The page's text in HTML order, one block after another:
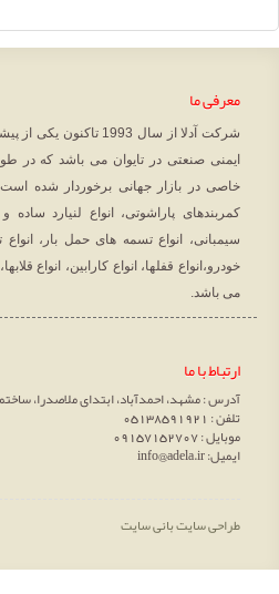
معرفی ما
شرکت آدلا از سال 1993
ایمنی صنعتی در تایوان می باشد که در
خاصی در بازار جهانی برخوردار شده
کمربندهای پاراشوتی، انواع لنیارد
سیمبانی، انواع تسمه های حمل بار،
خودرو،انواع قفلها، انواع کارابین، انواع
می باشد.
ارتباط با ما
آدرس : مشهد، احمدآباد، ابتدای ملاصدرا، ساختمان
تلفن : 05138591921
موبایل : 09157152707
ایمیل: info@adela.ir
طراحی سایتبانی سایت